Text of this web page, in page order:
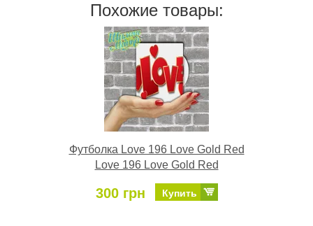
Похожие товары:
Футболка Love 196 Love Gold Red
Love 196 Love Gold Red
300 грн Купить